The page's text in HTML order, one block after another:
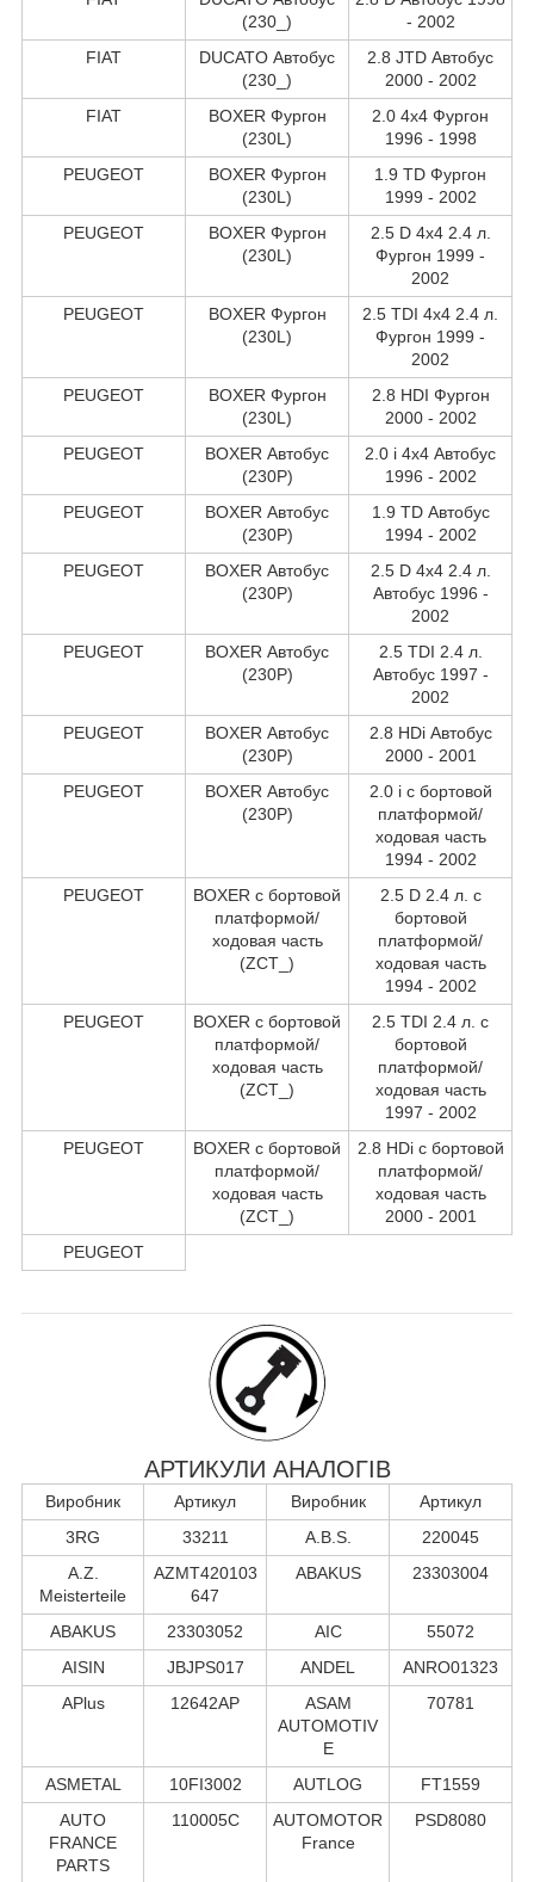
(230_)
- 2002
FIAT
DUCATO Автобус
(230_)
2.8 JTD Автобус
2000 - 2002
FIAT
BOXER Фургон
(230L)
2.0 4x4 Фургон
1996 - 1998
PEUGEOT
BOXER Фургон
(230L)
1.9 TD Фургон
1999 - 2002
PEUGEOT
BOXER Фургон
(230L)
2.5 D 4x4 2.4 л.
Фургон 1999 -
2002
PEUGEOT
BOXER Фургон
(230L)
2.5 TDI 4x4 2.4 л.
Фургон 1999 -
2002
PEUGEOT
BOXER Фургон
(230L)
2.8 HDI Фургон
2000 - 2002
PEUGEOT
BOXER Автобус
(230P)
2.0 i 4x4 Автобус
1996 - 2002
PEUGEOT
BOXER Автобус
(230P)
1.9 TD Автобус
1994 - 2002
PEUGEOT
BOXER Автобус
(230P)
2.5 D 4x4 2.4 л.
Автобус 1996 -
2002
PEUGEOT
BOXER Автобус
(230P)
2.5 TDI 2.4 л.
Автобус 1997 -
2002
PEUGEOT
BOXER Автобус
(230P)
2.8 HDi Автобус
2000 - 2001
PEUGEOT
BOXER Автобус
(230P)
2.0 i c бортовой
платформой/
ходовая часть
1994 - 2002
PEUGEOT
BOXER c бортовой
платформой/
ходовая часть
(ZCT_)
2.5 D 2.4 л. c
бортовой
платформой/
ходовая часть
1994 - 2002
PEUGEOT
BOXER c бортовой
платформой/
ходовая часть
(ZCT_)
2.5 TDI 2.4 л. c
бортовой
платформой/
ходовая часть
1997 - 2002
PEUGEOT
BOXER c бортовой
платформой/
ходовая часть
(ZCT_)
2.8 HDi c бортовой
платформой/
ходовая часть
2000 - 2001
PEUGEOT
АРТИКУЛИ АНАЛОГІВ
Виробник Артикул Виробник
Артикул
3RG
33211 A.B.S.
220045
A.Z.
Meisterteile
AZMT420103
647
ABAKUS 23303004
ABAKUS 23303052 AIC
55072
AISIN
JBJPS017 ANDEL
ANRO01323
APlus
12642AP
ASAM
AUTOMOTIV
E
70781
ASMETAL 10FI3002 AUTLOG
FT1559
AUTO
FRANCE
PARTS
110005C
AUTOMOTOR
France
PSD8080